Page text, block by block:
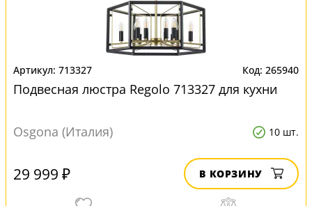
713327 265940
Подвесная люстра Regolo 713327 для кухни
Osgona (Италия) 10 шт.
29 999 ₽ В КОРЗИНУ